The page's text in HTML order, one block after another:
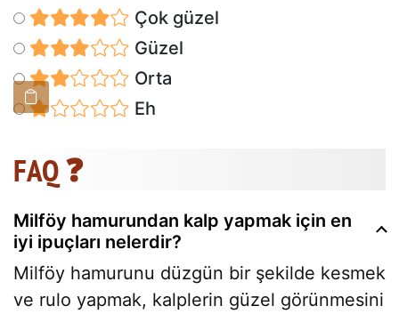
Çok güzel
Güzel
Orta
Eh
FAQ ❓
Milföy hamurundan kalp yapmak için en
iyi ipuçları nelerdir?
Milföy hamurunu düzgün bir şekilde kesmek
ve rulo yapmak, kalplerin güzel görünmesini